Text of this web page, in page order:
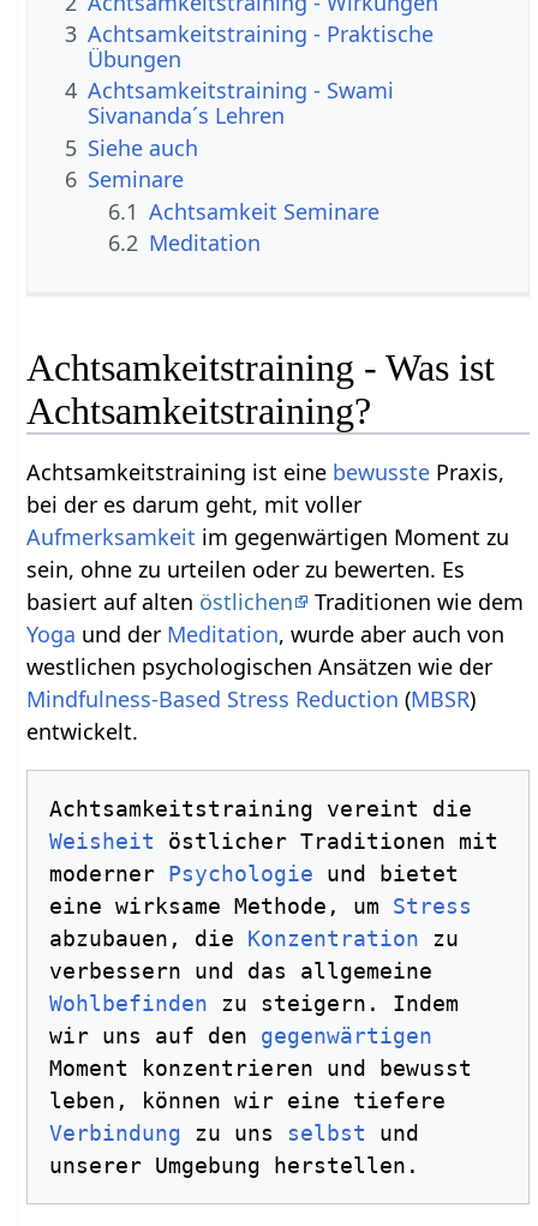
3 Achtsamkeitstraining - Praktische
Übungen
4 Achtsamkeitstraining - Swami
Sivananda´s Lehren
5 Siehe auch
6 Seminare
6.1 Achtsamkeit Seminare
6.2 Meditation
Achtsamkeitstraining - Was ist
Achtsamkeitstraining?
Achtsamkeitstraining ist eine bewusste Praxis,
bei der es darum geht, mit voller
Aufmerksamkeit im gegenwärtigen Moment zu
sein, ohne zu urteilen oder zu bewerten. Es
basiert auf alten östlichen
Traditionen wie dem
Yoga und der Meditation, wurde aber auch von
westlichen psychologischen Ansätzen wie der
Mindfulness-Based Stress Reduction (MBSR)
entwickelt.
Weisheit östlicher Traditionen mit
moderner Psychologie und bietet
eine wirksame Methode, um Stress
abzubauen, die Konzentration zu
Wohlbefinden zu steigern. Indem
wir uns auf den gegenwärtigen
Moment konzentrieren und bewusst
Verbindung zu uns selbst und